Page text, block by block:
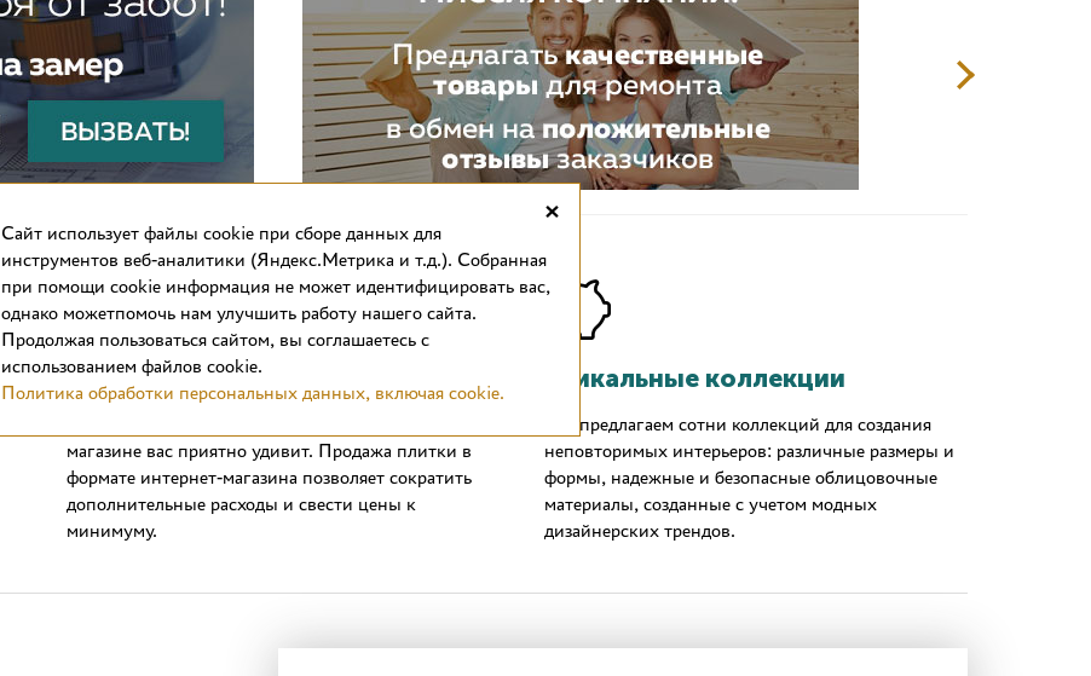
Выгодные цены
магазине вас приятно удивит. Продажа плитки в
формате интернет-магазина позволяет сократить
дополнительные расходы и свести цены к
минимуму.
Уникальные коллекции
Мы предлагаем сотни коллекций для создания
неповторимых интерьеров: различные размеры и
формы, надежные и безопасные облицовочные
материалы, созданные с учетом модных
дизайнерских трендов.
×
Cайт использует файлы cookie при сборе данных для
инструментов веб-аналитики (Яндекс.Метрика и т.д.). Собранная
при помощи cookie информация не может идентифицировать вас,
однако можетпомочь нам улучшить работу нашего сайта.
Продолжая пользоваться сайтом, вы соглашаетесь с
использованием файлов cookie.
Политика обработки персональных данных, включая cookie.